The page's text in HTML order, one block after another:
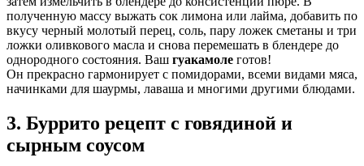
полученную массу выжать сок лимона или лайма, добавить по
вкусу черный молотый перец, соль, пару ложек сметаны и три
ложки оливкового масла и снова перемешать в блендере до
однородного состояния. Ваш гуакамоле готов!
Он прекрасно гармонирует с помидорами, всеми видами мяса,
начинками для шаурмы, лаваша и многими другими блюдами.
3. Буррито рецепт с говядиной и
сырным соусом